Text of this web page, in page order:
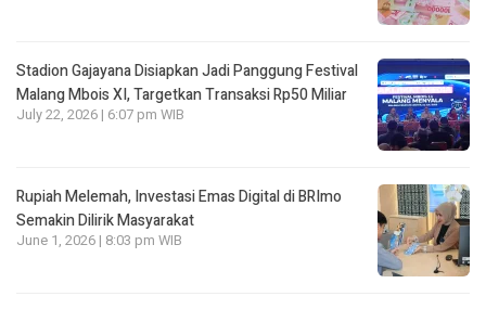
Stadion Gajayana Disiapkan Jadi Panggung Festival
Malang Mbois XI, Targetkan Transaksi Rp50 Miliar
July 22, 2026 | 6:07 pm WIB
Rupiah Melemah, Investasi Emas Digital di BRImo
Semakin Dilirik Masyarakat
June 1, 2026 | 8:03 pm WIB